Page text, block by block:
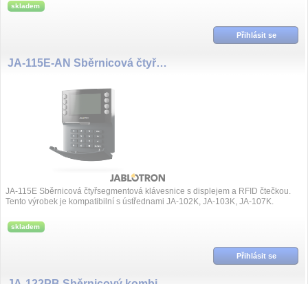
skladem
Přihlásit se
JA-115E-AN Sběrnicová čtyřsegmentová klávesnice s displejem a RFID čtečkou
JA-115E Sběrnicová čtyřsegmentová klávesnice s displejem a RFID čtečkou.
Tento výrobek je kompatibilní s ústřednami JA-102K, JA-103K, JA-107K.
skladem
Přihlásit se